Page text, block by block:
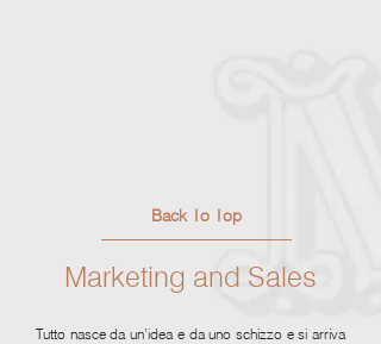
Back To Top
Marketing and Sales
Tutto nasce da un’idea e da uno schizzo e si arriva